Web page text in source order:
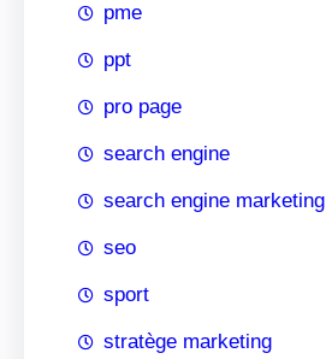
pme
ppt
pro page
search engine
search engine marketing
seo
sport
stratège marketing